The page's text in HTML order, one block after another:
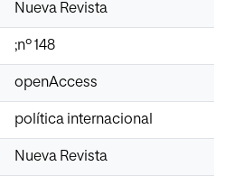
Nueva Revista
;nº 148
openAccess
política internacional
Nueva Revista